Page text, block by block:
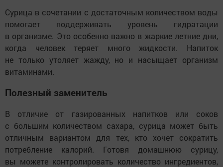
Сурица в сочетании с достаточным количеством воды
помогает поддерживать уровень гидратации
в организме. Это особенно важно в жаркие летние дни,
когда человек теряет много жидкости. Напиток
не только утоляет жажду, но и насыщает организм
витаминами.
Полезный заменитель
В отличие от газированных напитков или соков
с большим количеством сахара, сурица может быть
отличным вариантом для тех, кто хочет сократить
потребление калорий. Готовя домашнюю сурицу,
вы можете контролировать количество ингредиентов,